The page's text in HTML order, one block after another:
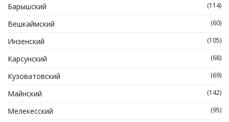
Барышский (114)
Вешкаймский (60)
Инзенский (105)
Карсунский (68)
Кузоватовский (69)
Майнский (142)
Мелекесский (95)